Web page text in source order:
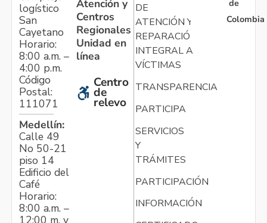
logístico
San
Cayetano
Horario:
8:00 a.m. –
4:00 p.m.
Código
Postal:
111071
Medellín:
Calle 49
No 50-21
piso 14
Edificio del
Café
Horario:
8:00 a.m. –
Atención y
Centros
Regionales
Unidad en
línea
Centro
de
relevo
DE
ATENCIÓN Y
REPARACIÓN
INTEGRAL A
VÍCTIMAS
TRANSPARENCIA
PARTICIPA
SERVICIOS
Y
TRÁMITES
PARTICIPACIÓN
INFORMACIÓN
de
Colombia